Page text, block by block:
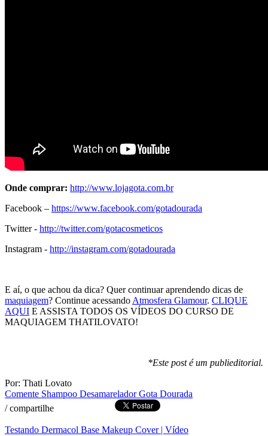
Onde comprar: http://www.lojagota.com.br
Facebook – https://www.facebook.com/gotadourada
Twitter - http://twitter.com/gotacosmeticos
Instagram - http://instagram.com/gotadourada
E aí, o que achou da dica? Quer continuar aprendendo dicas de
maquiagem? Continue acessando Atmosfera Glamour. CLIQUE
AQUI E ASSISTA TODOS OS VÍDEOS DO CURSO DE
MAQUIAGEM THATILOVATO!
*Este post é um publieditorial.
Por: Thati Lovato
Comente Shampoo Desamarelador Gota Dourada
/compartilhe
Testando Dermacol Base Makeup Cover | Vídeo